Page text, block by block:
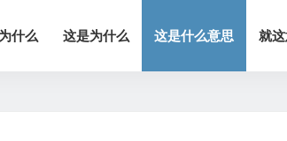
什么 这是为什么 这是什么意思 就